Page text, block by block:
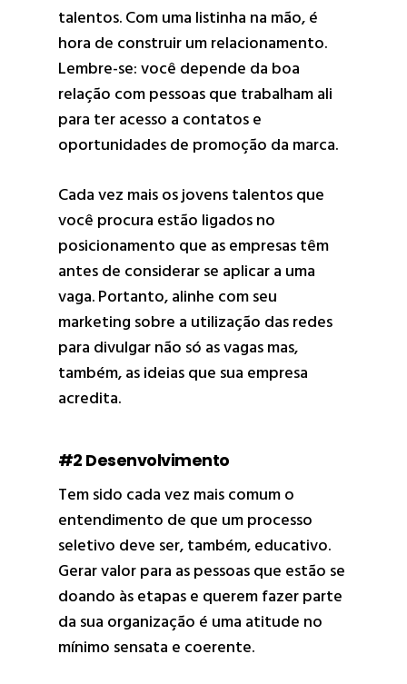
talentos. Com uma listinha na mão, é
hora de construir um relacionamento.
Lembre-se: você depende da boa
relação com pessoas que trabalham ali
para ter acesso a contatos e
oportunidades de promoção da marca.
Cada vez mais os jovens talentos que
você procura estão ligados no
posicionamento que as empresas têm
antes de considerar se aplicar a uma
vaga. Portanto, alinhe com seu
marketing sobre a utilização das redes
para divulgar não só as vagas mas,
também, as ideias que sua empresa
acredita.
#2 Desenvolvimento
Tem sido cada vez mais comum o
entendimento de que um processo
seletivo deve ser, também, educativo.
Gerar valor para as pessoas que estão se
doando às etapas e querem fazer parte
da sua organização é uma atitude no
mínimo sensata e coerente.